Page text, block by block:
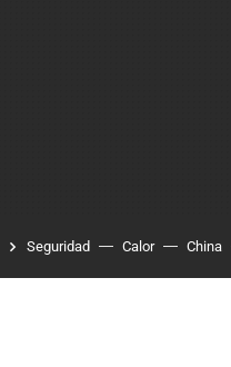
Seguridad Calor China